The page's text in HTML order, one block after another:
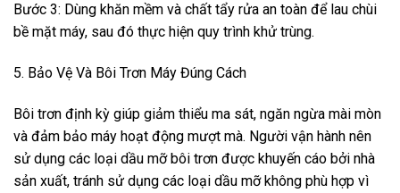
Bước 3: Dùng khăn mềm và chất tẩy rửa an toàn để lau chùi
bề mặt máy, sau đó thực hiện quy trình khử trùng.
5. Bảo Vệ Và Bôi Trơn Máy Đúng Cách
Bôi trơn định kỳ giúp giảm thiểu ma sát, ngăn ngừa mài mòn
và đảm bảo máy hoạt động mượt mà. Người vận hành nên
sử dụng các loại dầu mỡ bôi trơn được khuyến cáo bởi nhà
sản xuất, tránh sử dụng các loại dầu mỡ không phù hợp vì